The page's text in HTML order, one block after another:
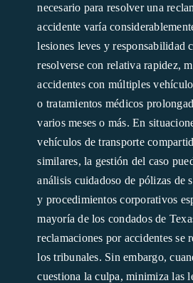
necesario para resolver una
accidente varía
lesiones leves y responsabilidad
resolverse con relativa rapidez,
accidentes con múltiples
o tratamientos médicos
varios meses o más. En
vehículos de transporte
similares, la gestión del caso
análisis cuidadoso de pólizas de
y procedimientos corporativos
mayoría de los condados de
reclamaciones por accidentes se
los tribunales. Sin embargo,
cuestiona la culpa, minimiza las